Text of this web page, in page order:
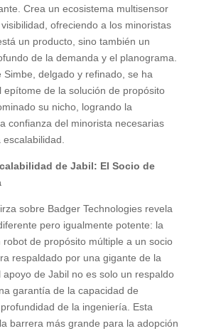
Crea un ecosistema multisensor
ofreciendo a los minoristas
un producto, sino también un
de la demanda y el planograma.
Simbe, delgado y refinado, se ha
epítome de la solución de propósito
su nicho, logrando la
confianza del minorista necesarias
de Jabil: El Socio de
sobre Badger Technologies revela
pero igualmente potente: la
robot de propósito múltiple a un socio
respaldado por una gigante de la
apoyo de Jabil no es solo un respaldo
garantía de la capacidad de
de la ingeniería. Esta
barrera más grande para la adopción